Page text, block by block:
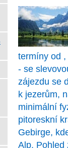
termíny od
- se
zájezdu se
k jezerům,
minimální
pitoreskní
Gebirge,
Alp. Pohled